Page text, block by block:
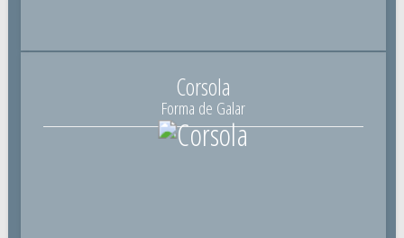
Corsola
Forma de Galar